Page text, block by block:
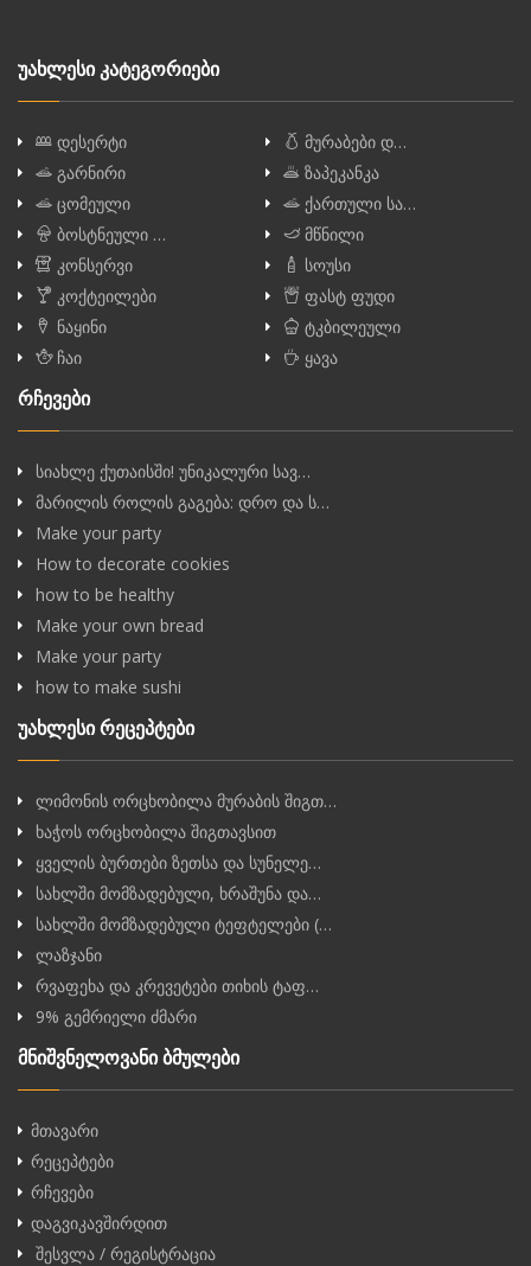
უახლესი კატეგორიები
დესერტი
მურაბები დ…
გარნირი
ზაპეკანკა
ცომეული
ქართული სა…
ბოსტნეული …
მწნილი
კონსერვი
სოუსი
კოქტეილები
ფასტ ფუდი
ნაყინი
ტკბილეული
ჩაი
ყავა
რჩევები
სიახლე ქუთაისში! უნიკალური სავ…
მარილის როლის გაგება: დრო და ს…
Make your party
How to decorate cookies
how to be healthy
Make your own bread
Make your party
how to make sushi
უახლესი რეცეპტები
ლიმონის ორცხობილა მურაბის შიგთ…
ხაჭოს ორცხობილა შიგთავსით
ყველის ბურთები ზეთსა და სუნელე…
სახლში მომზადებული, ხრაშუნა და…
სახლში მომზადებული ტეფტელები (…
ლაზჯანი
რვაფეხა და კრევეტები თიხის ტაფ…
9% გემრიელი ძმარი
მნიშვნელოვანი ბმულები
მთავარი
რეცეპტები
რჩევები
დაგვიკავშირდით
შესვლა / რეგისტრაცია